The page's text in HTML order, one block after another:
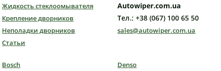
Жидкость стеклоомывателя
Крепление дворников
Неполадки дворников
Статьи
Autowiper.com.ua
Тел.: +38 (067) 100 65 50
sales@autowiper.com.ua
Bosch
Denso